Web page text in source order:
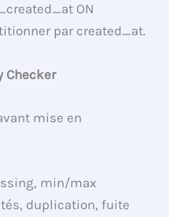
ON
par created_at.
Checker
mise en
min/max
duplication, fuite